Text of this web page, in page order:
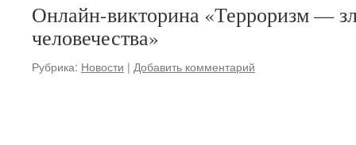
Онлайн-викторина «Терроризм —
человечества»
Рубрика: Новости | Добавить комментарий